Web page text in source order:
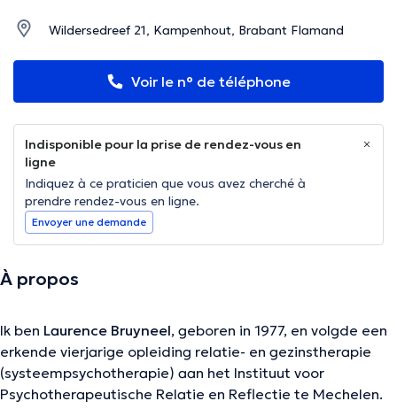
Wildersedreef 21, Kampenhout, Brabant Flamand
Voir le n° de téléphone
Indisponible pour la prise de rendez-vous en
ligne
Indiquez à ce praticien que vous avez cherché à
prendre rendez-vous en ligne.
Envoyer une demande
À propos
Ik ben Laurence Bruyneel, geboren in 1977, en volgde een
erkende vierjarige opleiding relatie- en gezinstherapie
(systeempsychotherapie) aan het Instituut voor
Psychotherapeutische Relatie en Reflectie te Mechelen.